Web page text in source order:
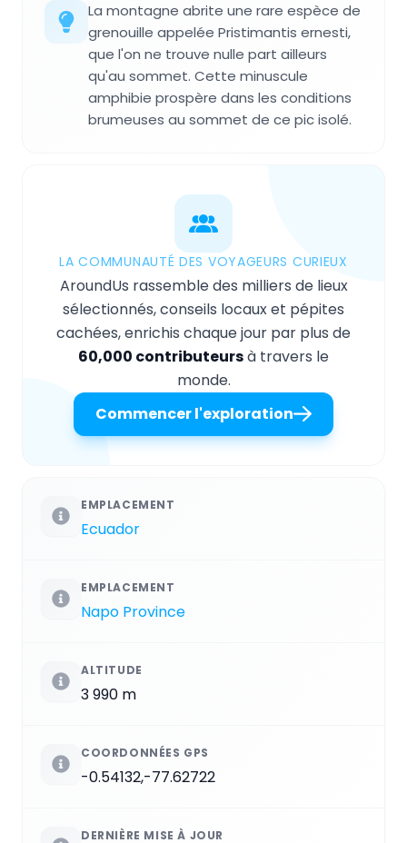
La montagne abrite une rare espèce de
grenouille appelée Pristimantis ernesti,
que l'on ne trouve nulle part ailleurs
qu'au sommet. Cette minuscule
amphibie prospère dans les conditions
brumeuses au sommet de ce pic isolé.
LA COMMUNAUTÉ DES VOYAGEURS CURIEUX
AroundUs rassemble des milliers de lieux
sélectionnés, conseils locaux et pépites
cachées, enrichis chaque jour par plus de
60,000 contributeursà travers le
monde.
Commencer l'exploration
EMPLACEMENT
Ecuador
EMPLACEMENT
Napo Province
ALTITUDE
3 990 m
COORDONNÉES GPS
-0.54132,-77.62722
DERNIÈRE MISE À JOUR